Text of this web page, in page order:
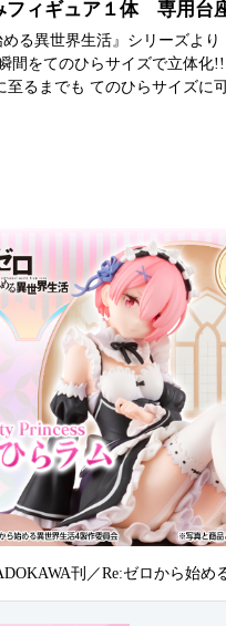
フィギュア１体 専用台
る異世界生活』シリーズよ
間をてのひらサイズで立体
至るまでも てのひらサイズに
刊／Re:ゼロから始め